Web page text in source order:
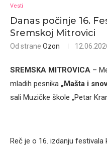
Vesti
Danas počinje 16.
Sremskoj Mitrovici
Od strane Ozon
SREMSKA MITROVICA –
mladih pesnika „Mašta i
sali Muzičke škole „Petar
Reč je o 16. izdanju